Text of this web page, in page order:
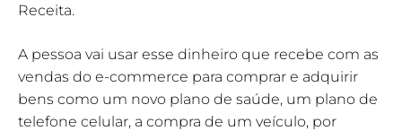
Receita.
A pessoa vai usar esse dinheiro que recebe com as
vendas do e-commerce para comprar e adquirir
bens como um novo plano de saúde, um plano de
telefone celular, a compra de um veículo, por